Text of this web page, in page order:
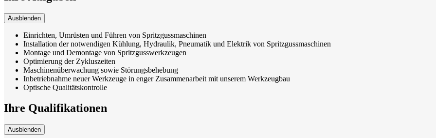
Ausblenden
Einrichten, Umrüsten und Führen von Spritzgussmaschinen
Installation der notwendigen Kühlung, Hydraulik, Pneumatik und Elektrik von Spritzgussmaschinen
Montage und Demontage von Spritzgusswerkzeugen
Optimierung der Zykluszeiten
Maschinenüberwachung sowie Störungsbehebung
Inbetriebnahme neuer Werkzeuge in enger Zusammenarbeit mit unserem Werkzeugbau
Optische Qualitätskontrolle
Ihre Qualifikationen
Ausblenden